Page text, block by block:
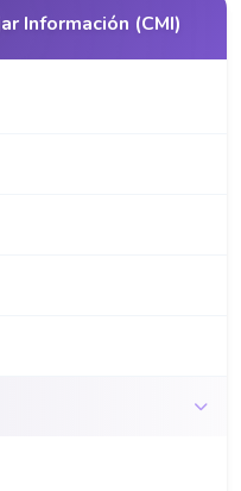
Información (CMI)